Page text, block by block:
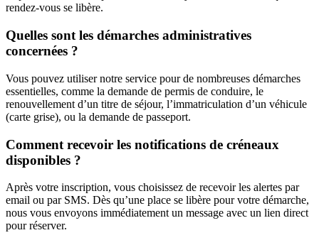
rendez-vous se libère.
Quelles sont les démarches administratives
concernées ?
Vous pouvez utiliser notre service pour de nombreuses démarches
essentielles, comme la demande de permis de conduire, le
renouvellement d’un titre de séjour, l’immatriculation d’un véhicule
(carte grise), ou la demande de passeport.
Comment recevoir les notifications de créneaux
disponibles ?
Après votre inscription, vous choisissez de recevoir les alertes par
email ou par SMS. Dès qu’une place se libère pour votre démarche,
nous vous envoyons immédiatement un message avec un lien direct
pour réserver.